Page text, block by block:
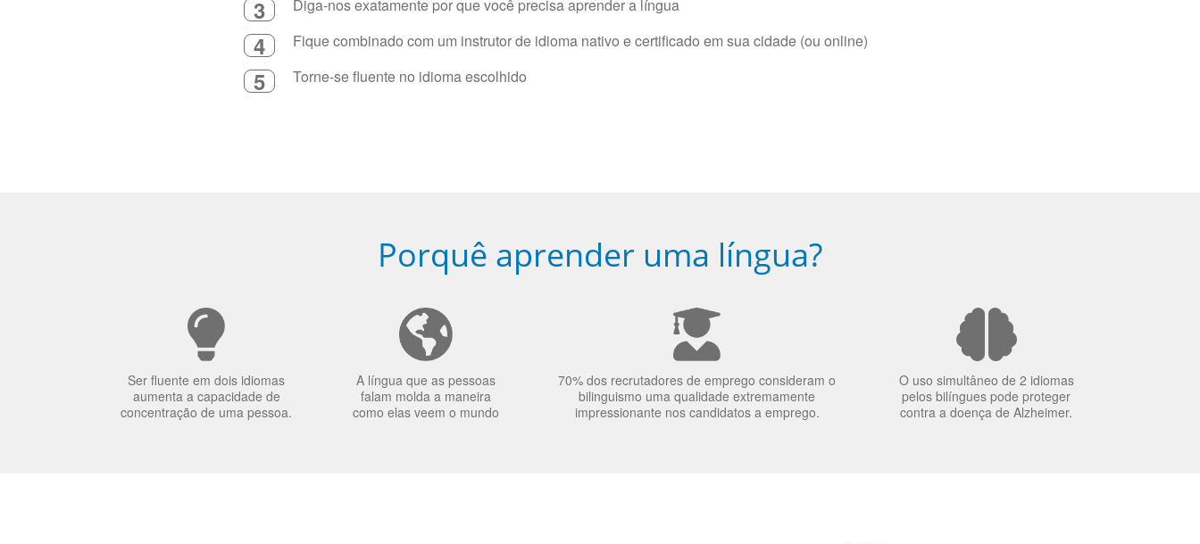
3 Diga-nos exatamente por que você precisa aprender a língua
4 Fique combinado com um instrutor de idioma nativo e certificado em sua cidade (ou online)
5 Torne-se fluente no idioma escolhido
Porquê aprender uma língua?
Ser fluente em dois idiomas
aumenta a capacidade de
concentração de uma pessoa.
A língua que as pessoas
falam molda a maneira
como elas veem o mundo
70% dos recrutadores de emprego consideram o
bilinguismo uma qualidade extremamente
impressionante nos candidatos a emprego.
O uso simultâneo de 2 idiomas
pelos bilíngues pode proteger
contra a doença de Alzheimer.